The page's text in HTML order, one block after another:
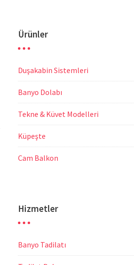
Ürünler
Duşakabin Sistemleri
Banyo Dolabı
Tekne & Küvet Modelleri
Küpeşte
Cam Balkon
Hizmetler
Banyo Tadilatı